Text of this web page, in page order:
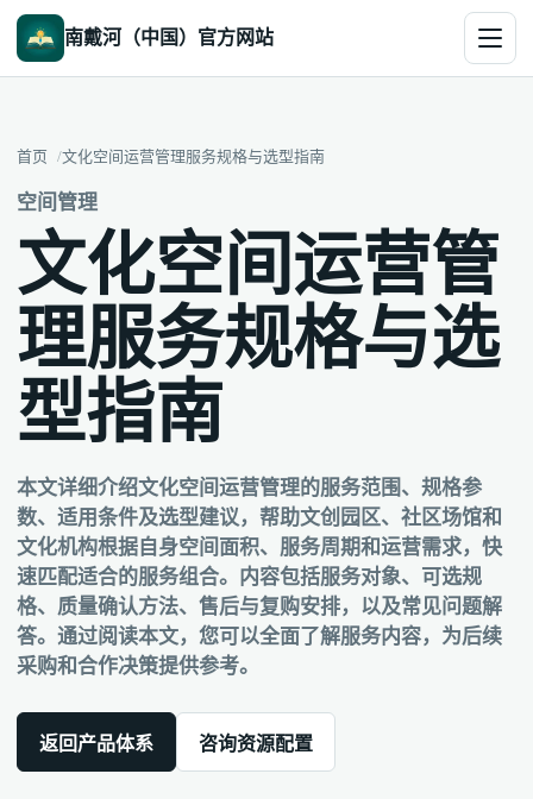
南戴河（中国）官方网站
首页 文化空间运营管理服务规格与选型指南
空间管理
文化空间运营管
理服务规格与选
型指南
本文详细介绍文化空间运营管理的服务范围、规格参
数、适用条件及选型建议，帮助文创园区、社区场馆和
文化机构根据自身空间面积、服务周期和运营需求，快
速匹配适合的服务组合。内容包括服务对象、可选规
格、质量确认方法、售后与复购安排，以及常见问题解
答。通过阅读本文，您可以全面了解服务内容，为后续
采购和合作决策提供参考。
返回产品体系 咨询资源配置